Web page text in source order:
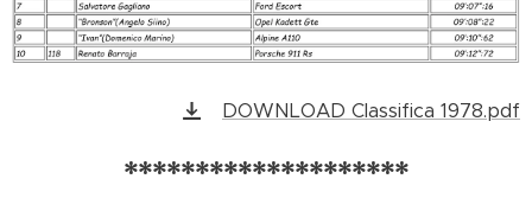
DOWNLOAD Classifica 1978.pdf
********************